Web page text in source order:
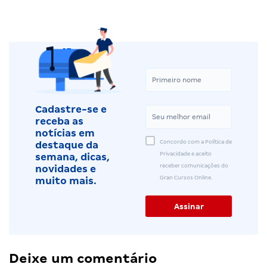
Cadastre-se e
receba as
notícias em
destaque da
semana, dicas,
novidades e
muito mais.
Concordo com a Política de
Privacidade e aceito
receber comunicações do
Gran Cursos Online.
Deixe um comentário